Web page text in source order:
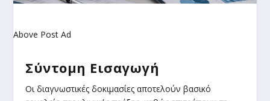
Above Post Ad
Σύντομη Εισαγωγή
Οι διαγνωστικές δοκιμασίες αποτελούν βασικό